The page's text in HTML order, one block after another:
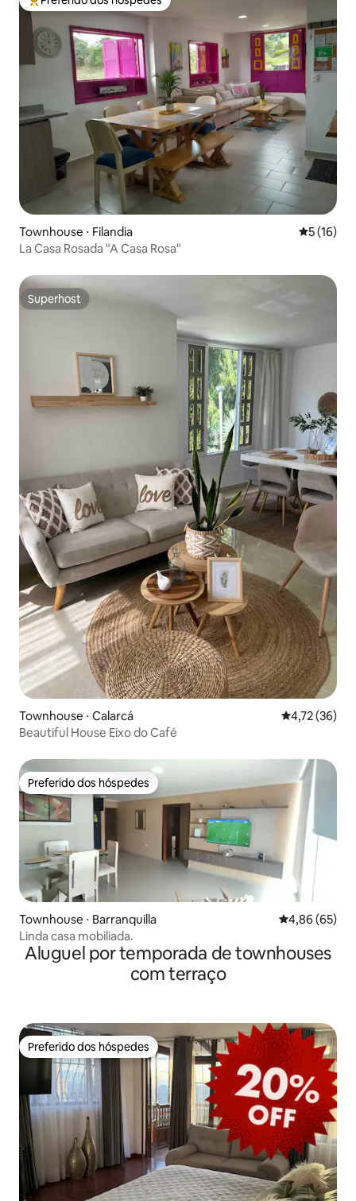
Entre os melhores preferidos dos hóspedes
Townhouse ⋅ Filandia 5 de uma
5 (16)
La Casa Rosada "A Casa Rosa"
Superhost
Superhost
Townhouse ⋅ Calarcá 4,72 de uma
4,72 (36)
Beautiful House Eixo do Café
Preferido dos hóspedes
Preferido dos hóspedes
Townhouse ⋅ Barranquilla 4,86 de uma
4,86 (65)
Linda casa mobiliada.
Aluguel por temporada de townhouses
com terraço
Preferido dos hóspedes
Preferido dos hóspedes